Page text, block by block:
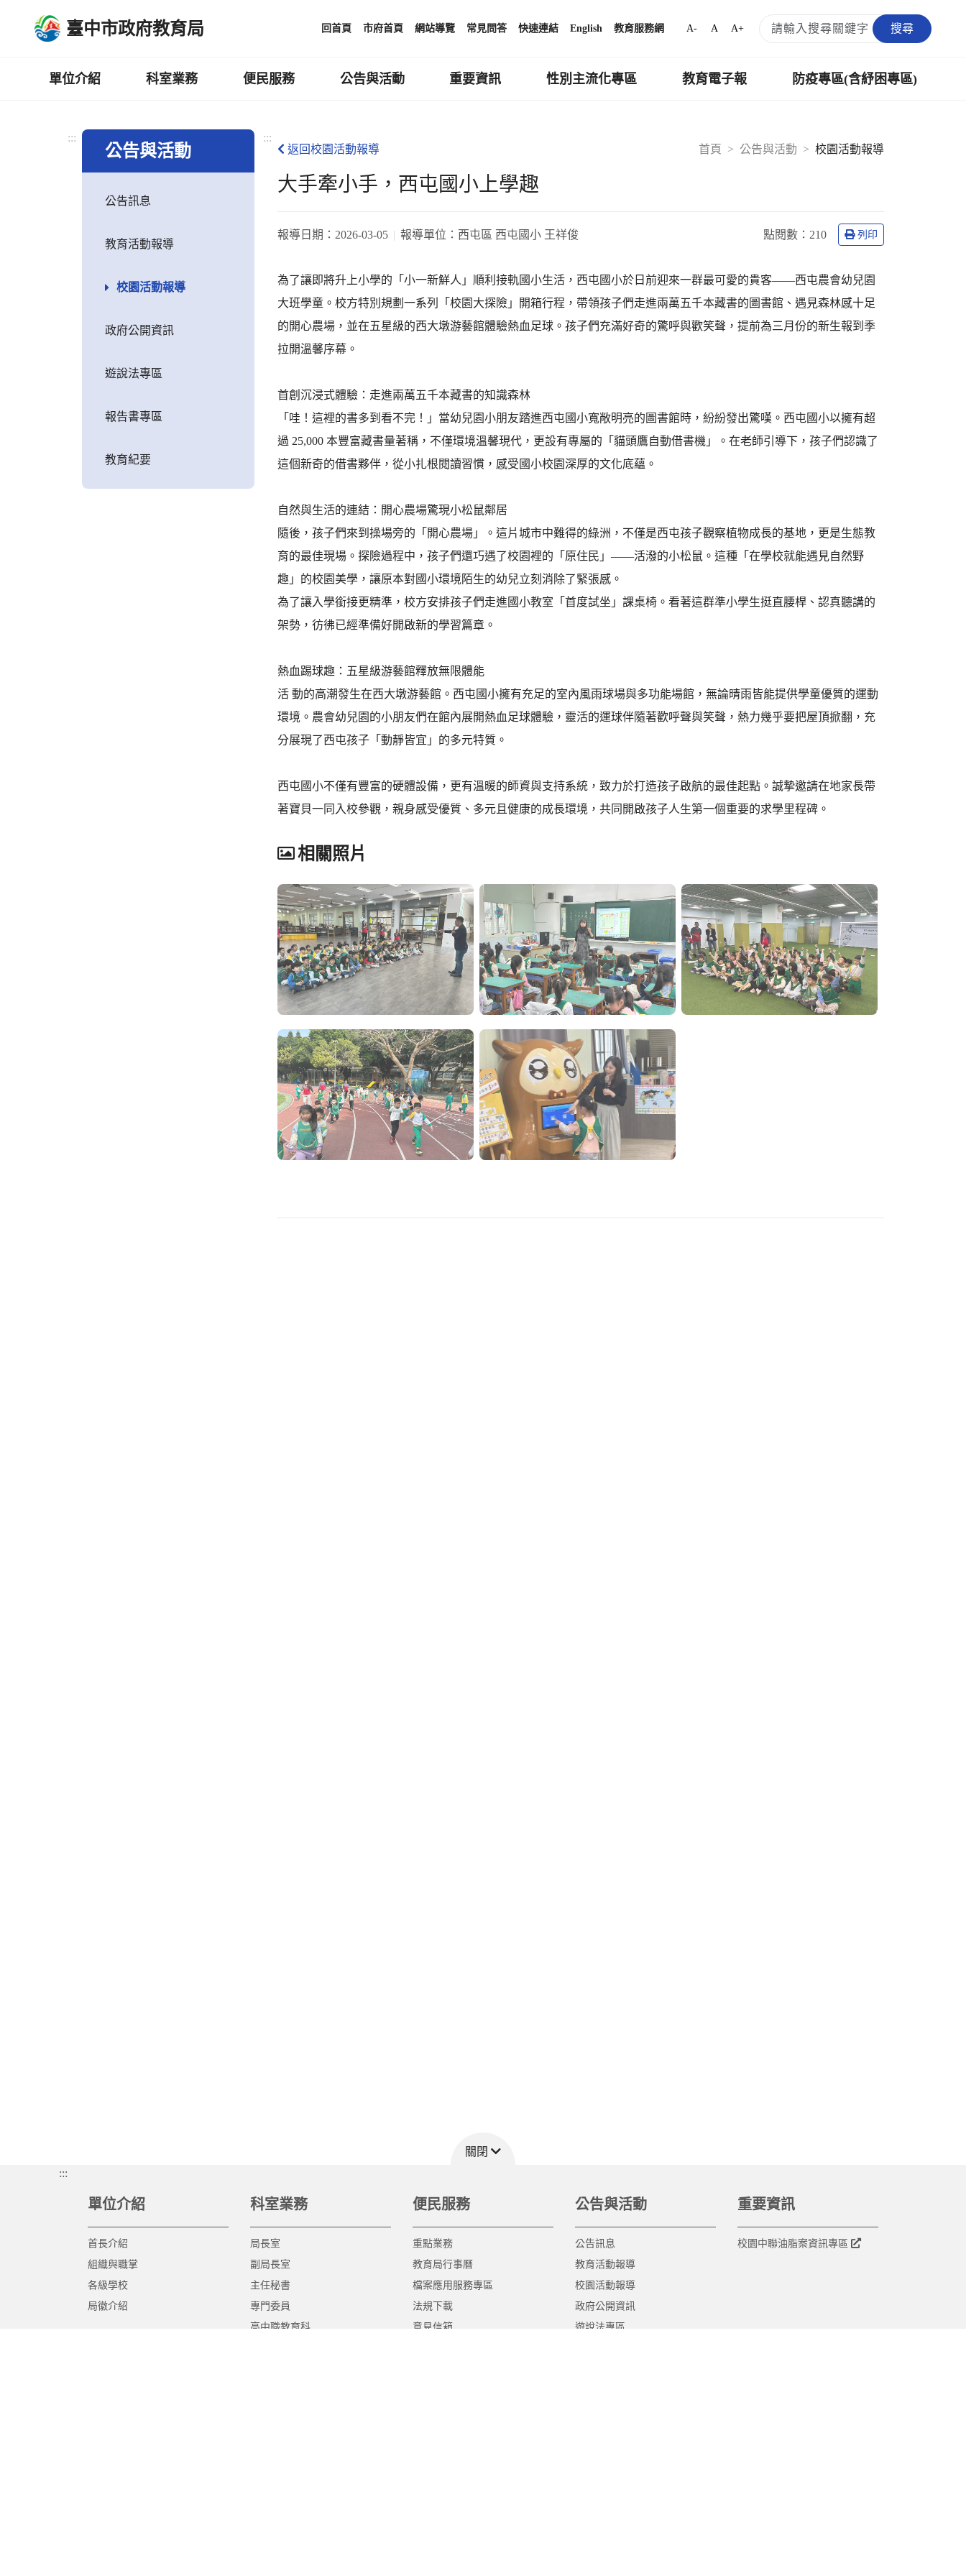
臺中市政府教育局 回首頁 市府首頁 網站導覽 常見問答 快速連結 English 教育服務網 A- A A+ 搜尋
單位介紹 科室業務 便民服務 公告與活動 重要資訊 性別主流化專區 教育電子報 防疫專區(含紓困專區)
:::
公告與活動
公告訊息
教育活動報導
校園活動報導
政府公開資訊
遊說法專區
報告書專區
教育紀要
:::
首頁
公告與活動 校園活動報導
返回校園活動報導
大手牽小手，西屯國小上學趣
報導日期： 2026-03-05 報導單位： 西屯區 西屯國小 王祥俊 點閱數： 210 列印
為了讓即將升上小學的「小一新鮮人」順利接軌國小生活，西屯國小於日前迎來一群最可愛的貴客——西屯農會幼兒園
大班學童。校方特別規劃一系列「校園大探險」開箱行程，帶領孩子們走進兩萬五千本藏書的圖書館、遇見森林感十足
的開心農場，並在五星級的西大墩游藝館體驗熱血足球。孩子們充滿好奇的驚呼與歡笑聲，提前為三月份的新生報到季
拉開溫馨序幕。
首創沉浸式體驗：走進兩萬五千本藏書的知識森林
「哇！這裡的書多到看不完！」當幼兒園小朋友踏進西屯國小寬敞明亮的圖書館時，紛紛發出驚嘆。西屯國小以擁有超
過 25,000 本豐富藏書量著稱，不僅環境溫馨現代，更設有專屬的「貓頭鷹自動借書機」。在老師引導下，孩子們認識了
這個新奇的借書夥伴，從小扎根閱讀習慣，感受國小校園深厚的文化底蘊。
自然與生活的連結：開心農場驚現小松鼠鄰居
隨後，孩子們來到操場旁的「開心農場」。這片城市中難得的綠洲，不僅是西屯孩子觀察植物成長的基地，更是生態教
育的最佳現場。探險過程中，孩子們還巧遇了校園裡的「原住民」——活潑的小松鼠。這種「在學校就能遇見自然野
趣」的校園美學，讓原本對國小環境陌生的幼兒立刻消除了緊張感。
為了讓入學銜接更精準，校方安排孩子們走進國小教室「首度試坐」課桌椅。看著這群準小學生挺直腰桿、認真聽講的
架勢，彷彿已經準備好開啟新的學習篇章。
熱血踢球趣：五星級游藝館釋放無限體能
活 動的高潮發生在西大墩游藝館。西屯國小擁有充足的室內風雨球場與多功能場館，無論晴雨皆能提供學童優質的運動
環境。農會幼兒園的小朋友們在館內展開熱血足球體驗，靈活的運球伴隨著歡呼聲與笑聲，熱力幾乎要把屋頂掀翻，充
分展現了西屯孩子「動靜皆宜」的多元特質。
西屯國小不僅有豐富的硬體設備，更有溫暖的師資與支持系統，致力於打造孩子啟航的最佳起點。誠摯邀請在地家長帶
著寶貝一同入校參觀，親身感受優質、多元且健康的成長環境，共同開啟孩子人生第一個重要的求學里程碑。
相關照片
關閉
:::
單位介紹
首長介紹
組織與職掌
各級學校
局徽介紹
科室業務
局長室
副局長室
主任秘書
專門委員
高中職教育科
便民服務
重點業務
教育局行事曆
檔案應用服務專區
法規下載
意見信箱
公告與活動
公告訊息
教育活動報導
校園活動報導
政府公開資訊
遊說法專區
重要資訊
校園中聯油脂案資訊專區